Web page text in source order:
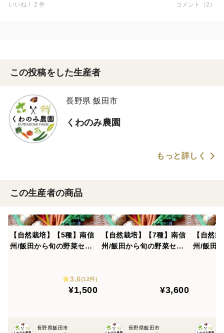
いいね！ 2 件 コメント（2）
この投稿をした生産者
長野県 飯田市
くわのみ農園
もっと詳しく
この生産者の商品
【自然栽培】【5種】南信
州/飯田から旬の野菜セッ
3.6(12件)
¥1,500
長野県飯田市
【自然栽培】【7種】南信
州/飯田から旬の野菜セッ
¥3,600
長野県飯田市
【自然
州/飯田